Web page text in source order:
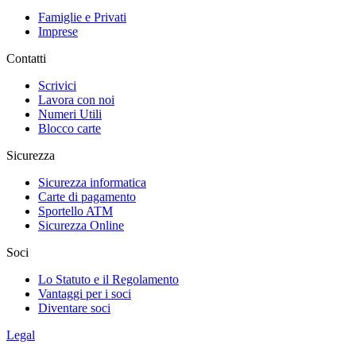
Famiglie e Privati
Imprese
Contatti
Scrivici
Lavora con noi
Numeri Utili
Blocco carte
Sicurezza
Sicurezza informatica
Carte di pagamento
Sportello ATM
Sicurezza Online
Soci
Lo Statuto e il Regolamento
Vantaggi per i soci
Diventare soci
Legal